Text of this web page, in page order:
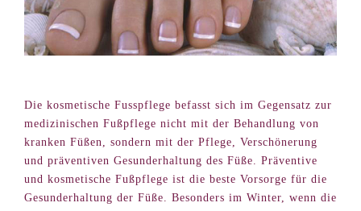
Die kosmetische Fusspflege befasst sich im Gegensatz zur
medizinischen Fußpflege nicht mit der Behandlung von
kranken Füßen, sondern mit der Pflege, Verschönerung
und präventiven Gesunderhaltung des Füße. Präventive
und kosmetische Fußpflege ist die beste Vorsorge für die
Gesunderhaltung der Füße. Besonders im Winter, wenn die